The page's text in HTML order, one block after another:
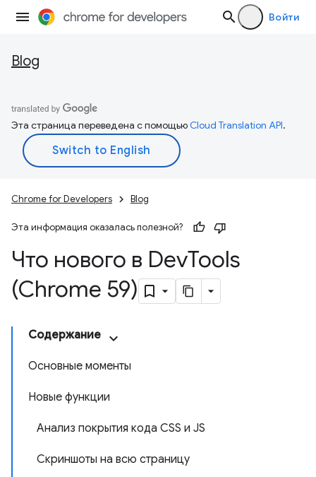
Войти
Blog
Эта страница переведена с помощьюCloud Translation API.
Chrome for Developers Blog
Эта информация оказалась полезной?
Что нового в DevTools
(Chrome 59)
Содержание
Основные моменты
Новые функции
Анализ покрытия кода CSS и JS
Скриншоты на всю страницу